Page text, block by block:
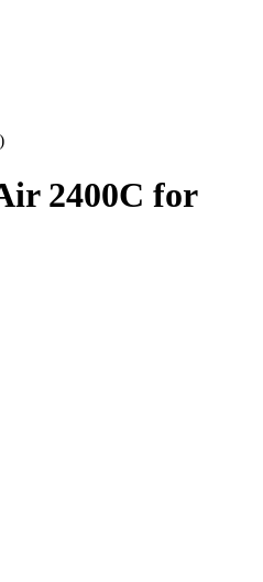
2400C for